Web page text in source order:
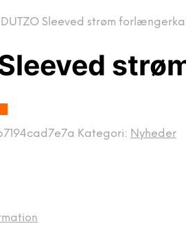
DUTZO Sleeved strøm
Kategori: Nyheder